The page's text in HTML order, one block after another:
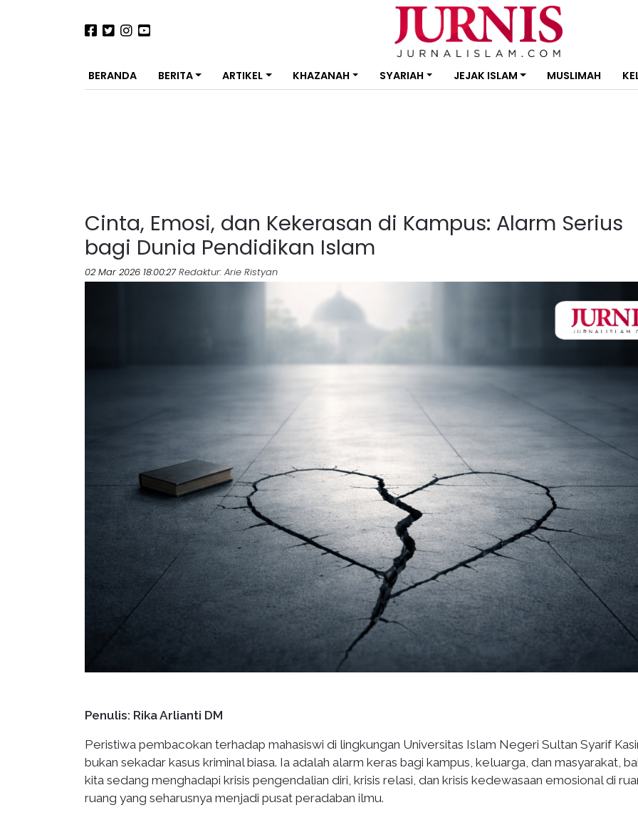
BERANDA BERITA ARTIKEL KHAZANAH SYARIAH JEJAK ISLAM MUSLIMAH
Cinta, Emosi, dan Kekerasan di Kampus: Alarm Serius
bagi Dunia Pendidikan Islam
02 Mar 2026 18:00:27 Redaktur: Arie Ristyan
Penulis: Rika Arlianti DM
Peristiwa pembacokan terhadap mahasiswi di lingkungan Universitas Islam Negeri Sultan Syarif
bukan sekadar kasus kriminal biasa. Ia adalah alarm keras bagi kampus, keluarga, dan masyarakat,
kita sedang menghadapi krisis pengendalian diri, krisis relasi, dan krisis kedewasaan emosional di
ruang yang seharusnya menjadi pusat peradaban ilmu.